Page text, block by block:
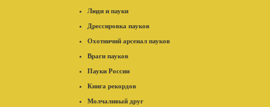
Люди и пауки
Дрессировка пауков
Охотничий арсенал пауков
Враги пауков
Пауки России
Книга рекордов
Молчаливый друг